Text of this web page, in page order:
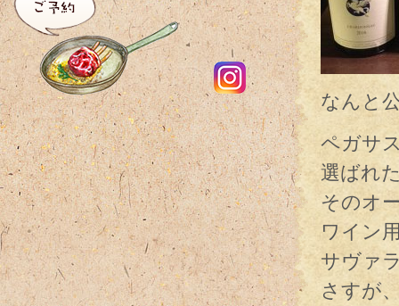
なんと
ペガサ
選ばれ
そのオ
ワイン
サヴァ
さすが